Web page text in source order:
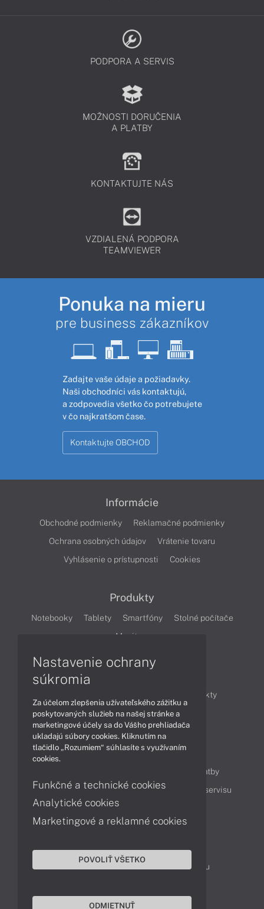
PODPORA A SERVIS
MOŽNOSTI DORUČENIA
A PLATBY
KONTAKTUJTE NÁS
VZDIALENÁ PODPORA
TEAMVIEWER
Ponuka na mieru
pre business zákazníkov
Zadajte vaše údaje a požiadavky.
Naši obchodníci vás kontaktujú,
a zodpovedia všetko čo potrebujete
v čo najkratšom čase.
Kontaktujte OBCHOD
Informácie
Obchodné podmienky
Reklamačné podmienky
Ochrana osobných údajov
Vrátenie tovaru
Vyhlásenie o prístupnosti
Cookies
Produkty
Notebooky Tablety Smartfóny
Stolné počítače
Monitory
Produkty
Technológie
Videá
Obsah
Možnosti doručenia a platby
Podpora a servis
Servisné služby Cenník servisu
Kontakty
043 4224 771
Obchodné oddelenie
Reklamácia tovaru
Nastavenie ochrany
súkromia
Za účelom zlepšenia užívateľského zážitku a
poskytovaných služieb na našej stránke a
marketingové účely sa do Vášho prehliadača
ukladajú súbory cookies. Kliknutím na
tlačidlo „Rozumiem“ súhlasíte s využívaním
cookies.
Funkčné a technické cookies
Analytické cookies
Marketingové a reklamné cookies
POVOLIŤ VŠETKO
ODMIETNUŤ